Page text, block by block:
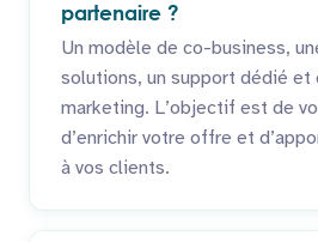
partenaire ?
Un modèle de co-business,
solutions, un support dédié
marketing. L’objectif est de
d’enrichir votre offre et
à vos clients.